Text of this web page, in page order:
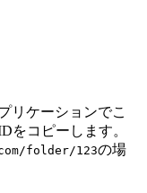
リケーションでこ
をコピーします。
folder/123の場